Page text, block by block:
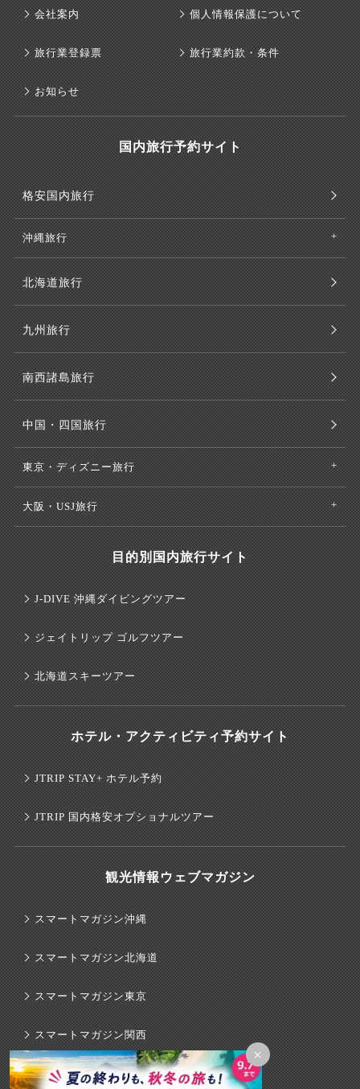
×
会社案内 個人情報保護について
旅行業登録票 旅行業約款・条件
お知らせ
国内旅行予約サイト
格安国内旅行
沖縄旅行
北海道旅行
九州旅行
南西諸島旅行
中国・四国旅行
東京・ディズニー旅行
大阪・USJ旅行
目的別国内旅行サイト
J-DIVE 沖縄ダイビングツアー
ジェイトリップ ゴルフツアー
北海道スキーツアー
ホテル・アクティビティ予約サイト
JTRIP STAY+ ホテル予約
JTRIP 国内格安オプショナルツアー
観光情報ウェブマガジン
スマートマガジン沖縄
スマートマガジン北海道
スマートマガジン東京
スマートマガジン関西
スマートマガジンハワイ